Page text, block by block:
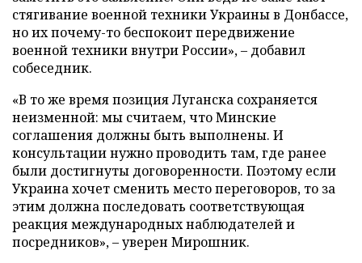
стягивание военной техники Украины в Донбассе,
но их почему-то беспокоит передвижение
военной техники внутри России», – добавил
собеседник.
«В то же время позиция Луганска сохраняется
неизменной: мы считаем, что Минские
соглашения должны быть выполнены. И
консультации нужно проводить там, где ранее
были достигнуты договоренности. Поэтому если
Украина хочет сменить место переговоров, то за
этим должна последовать соответствующая
реакция международных наблюдателей и
посредников», – уверен Мирошник.